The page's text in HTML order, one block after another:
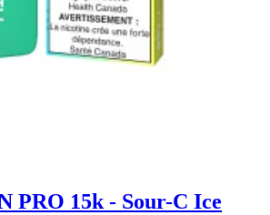
PRO 15k - Sour-C Ice